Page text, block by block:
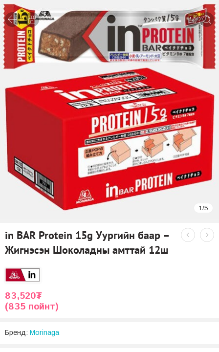
1/5
in BAR Protein 15g Уургийн баар –
Жигнэсэн Шоколадны амттай 12ш
83,520₮
(835 пойнт)
Бренд: Morinaga